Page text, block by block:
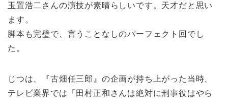
玉置浩二さんの演技が素晴らしいです。天才だと思い
ます。
脚本も完璧で、言うことなしのパーフェクト回でし
た。
じつは、『古畑任三郎』の企画が持ち上がった当時、
テレビ業界では「田村正和さんは絶対に刑事役はやら